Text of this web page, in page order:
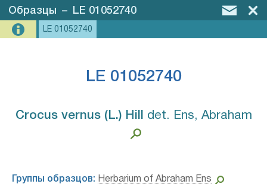
Образцы – LE 01052740
LE 01052740
LE 01052740
Crocus vernus (L.) Hill⁣ det. Ens, Abraham
Группы образцов: Herbarium of Abraham Ens